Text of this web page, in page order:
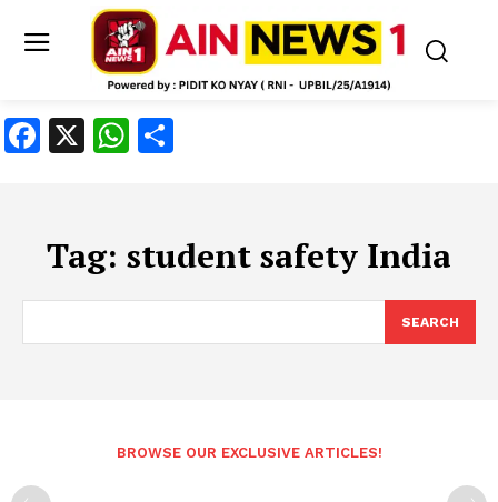
Facebook
X WhatsApp
Tag: student safety India
SEARCH
BROWSE OUR EXCLUSIVE ARTICLES!